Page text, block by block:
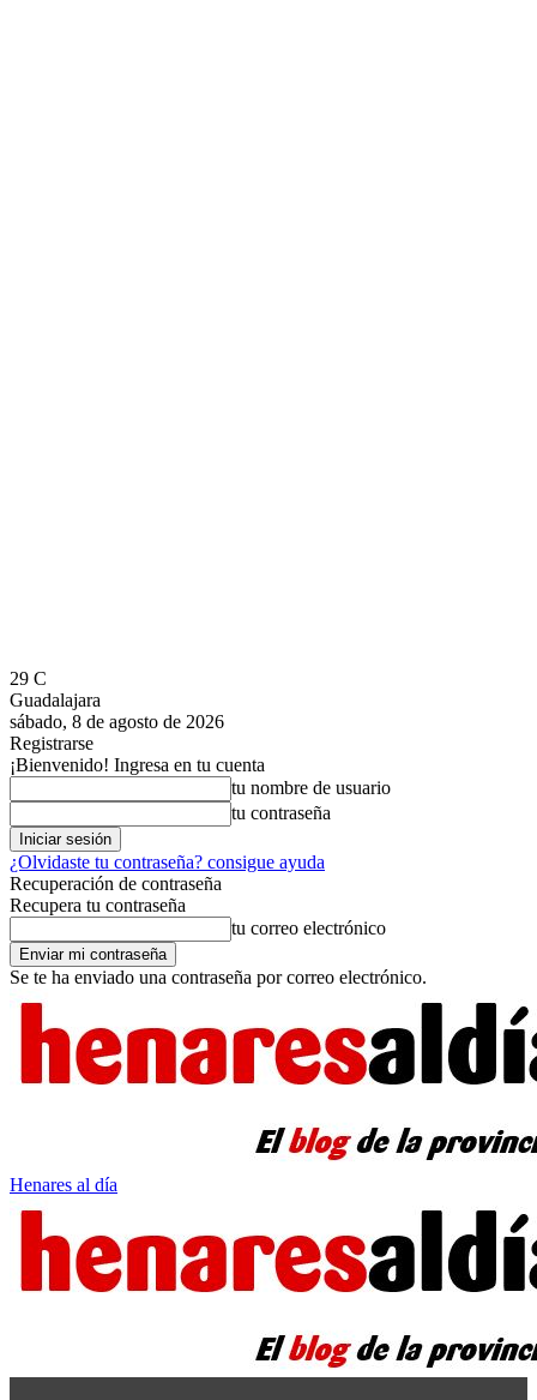
29 C
Guadalajara
sábado, 8 de agosto de 2026
Registrarse
¡Bienvenido! Ingresa en tu cuenta
tu nombre de usuario
tu contraseña
¿Olvidaste tu contraseña? consigue ayuda
Recuperación de contraseña
Recupera tu contraseña
tu correo electrónico
Se te ha enviado una contraseña por correo electrónico.
Henares al día